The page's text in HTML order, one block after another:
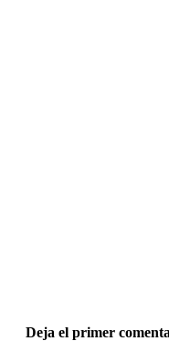
Deja el primer